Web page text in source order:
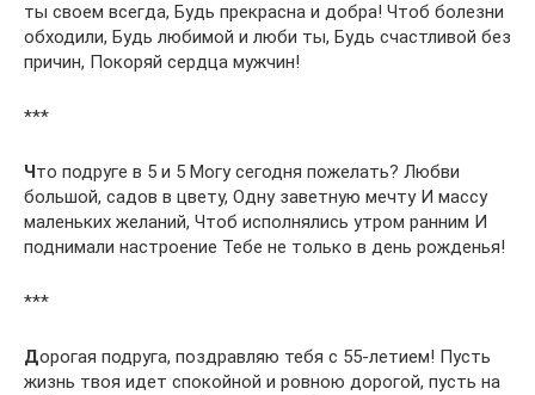
ты своем всегда, Будь прекрасна и добра! Чтоб болезни
обходили, Будь любимой и люби ты, Будь счастливой без
причин, Покоряй сердца мужчин!
***
Что подруге в 5 и 5 Могу сегодня пожелать? Любви
большой, садов в цвету, Одну заветную мечту И массу
маленьких желаний, Чтоб исполнялись утром ранним И
поднимали настроение Тебе не только в день рожденья!
***
Дорогая подруга, поздравляю тебя с 55-летием! Пусть
жизнь твоя идет спокойной и ровною дорогой, пусть на